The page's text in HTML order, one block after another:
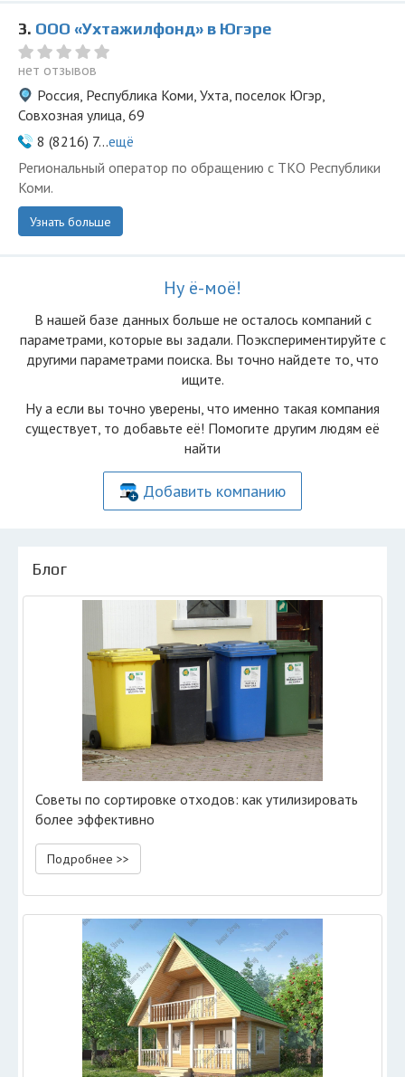
3. ООО «Ухтажилфонд» в Югэре
нет отзывов
Россия, Республика Коми, Ухта, поселок Югэр,
Совхозная улица, 69
8 (8216) 7...ещё
Региональный оператор по обращению с ТКО Республики
Коми.
Узнать больше
Ну ё-моё!
В нашей базе данных больше не осталоcь компаний с
параметрами, которые вы задали. Поэкспериментируйте с
другими параметрами поиска. Вы точно найдете то, что
ищите.
Ну а если вы точно уверены, что именно такая компания
существует, то добавьте её! Помогите другим людям её
найти
Добавить компанию
Блог
Советы по сортировке отходов: как утилизировать
более эффективно
Подробнее >>